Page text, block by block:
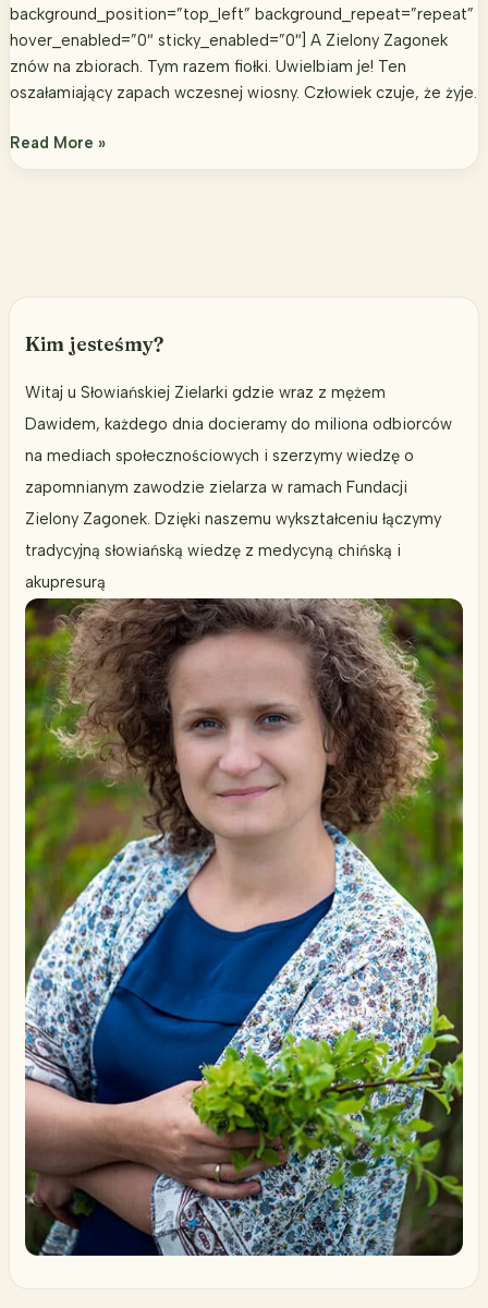
background_position=”top_left” background_repeat=”repeat”
hover_enabled=”0″ sticky_enabled=”0″] A Zielony Zagonek
znów na zbiorach. Tym razem fiołki. Uwielbiam je! Ten
oszałamiający zapach wczesnej wiosny. Człowiek czuje, że żyje.
Lotion
Read More »
Kim jesteśmy?
Witaj u Słowiańskiej Zielarki gdzie wraz z mężem
Dawidem, każdego dnia docieramy do miliona odbiorców
na mediach społecznościowych i szerzymy wiedzę o
zapomnianym zawodzie zielarza w ramach Fundacji
Zielony Zagonek. Dzięki naszemu wykształceniu łączymy
tradycyjną słowiańską wiedzę z medycyną chińską i
akupresurą